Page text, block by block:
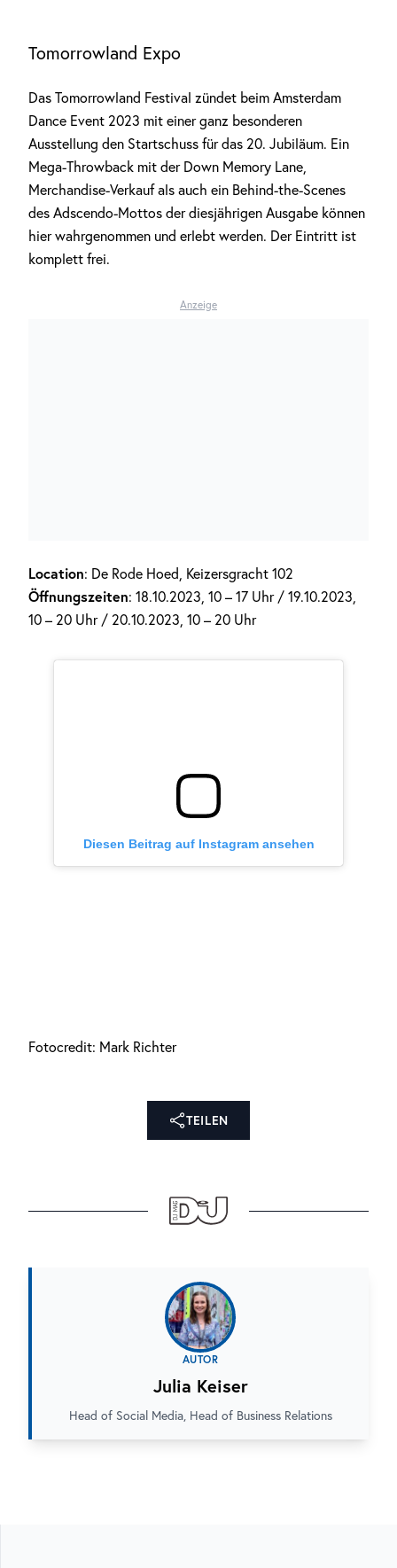
Tomorrowland Expo
Das Tomorrowland Festival zündet beim Amsterdam
Dance Event 2023 mit einer ganz besonderen
Ausstellung den Startschuss für das 20. Jubiläum. Ein
Mega-Throwback mit der Down Memory Lane,
Merchandise-Verkauf als auch ein Behind-the-Scenes
des Adscendo-Mottos der diesjährigen Ausgabe können
hier wahrgenommen und erlebt werden. Der Eintritt ist
komplett frei.
Anzeige
Location: De Rode Hoed, Keizersgracht 102
Öffnungszeiten: 18.10.2023, 10 – 17 Uhr / 19.10.2023,
10 – 20 Uhr / 20.10.2023, 10 – 20 Uhr
Diesen Beitrag auf Instagram ansehen
Fotocredit: Mark Richter
TEILEN
AUTOR
Julia Keiser
Head of Social Media, Head of Business Relations